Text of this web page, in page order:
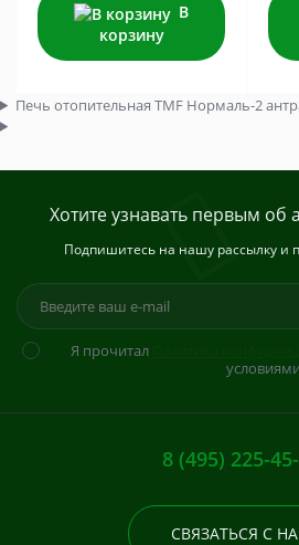
В
корзину
Печь отопительная TMF Нормаль-2
Хотите узнавать первым об
Подпишитесь на нашу рассылку и
Я прочитал
условиями
8 (495) 225-
СВЯЗАТЬСЯ С